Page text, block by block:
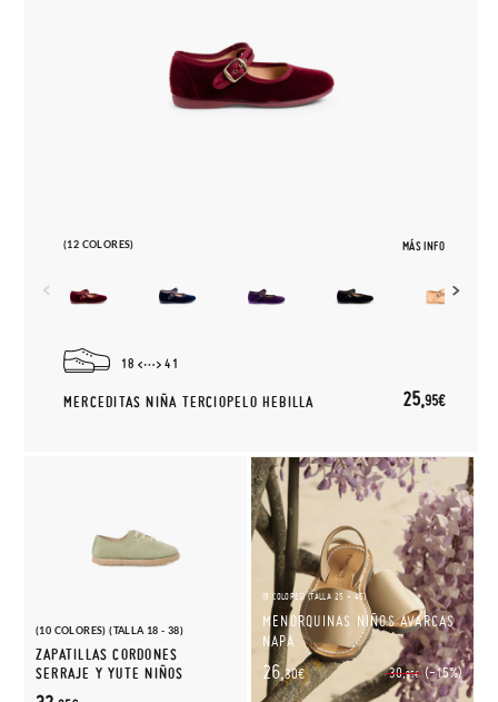
(12 COLORES) MÁS INFO
18 41
MERCEDITAS NIÑA TERCIOPELO HEBILLA 25,95€
(10 COLORES) (TALLA 18 - 38)
ZAPATILLAS CORDONES
SERRAJE Y YUTE NIÑOS
(9 COLORES) (TALLA 25 - 45)
MENORQUINAS NIÑOS AVARCAS
NAPA
30,95€ (-15%)
26,30€